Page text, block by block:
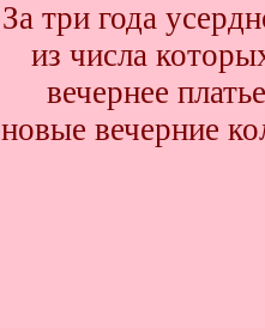
За три года
из числа
вечернее
новые вечерние